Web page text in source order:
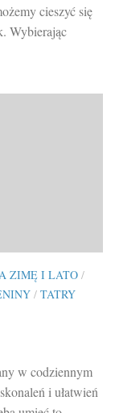
cieszyć się
Wybierając
ZIMĘ I LATO /
/ TATRY
w codziennym
i ułatwień